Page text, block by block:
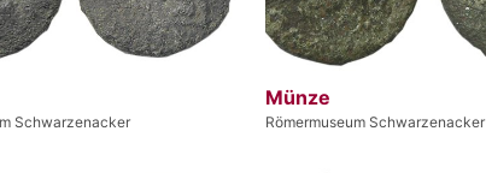
Schwarzenacker
Münze
Römermuseum Schwarzenacker